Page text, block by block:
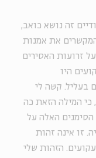
זה נושא כואב,
את אמנות
זרועות האסירים
היו
בעליל. קשה לי
המילה הזאת כה
האלה על
זו אינה זהות
הזהות שלי